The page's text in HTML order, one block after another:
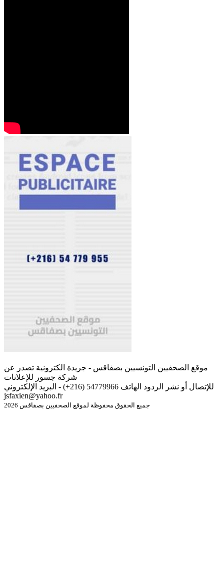
موقع الصحفيين التونسيين بصفاقس - جريدة الكترونية تصدر عن
شركة جسور للإعلانات
للإتصال أو نشر الردود الهاتف 54779966 (216+) - البريد الإلكتروني
jsfaxien@yahoo.fr
جميع الحقوق محفوظة لموقع الصحفيين بصفاقس 2026